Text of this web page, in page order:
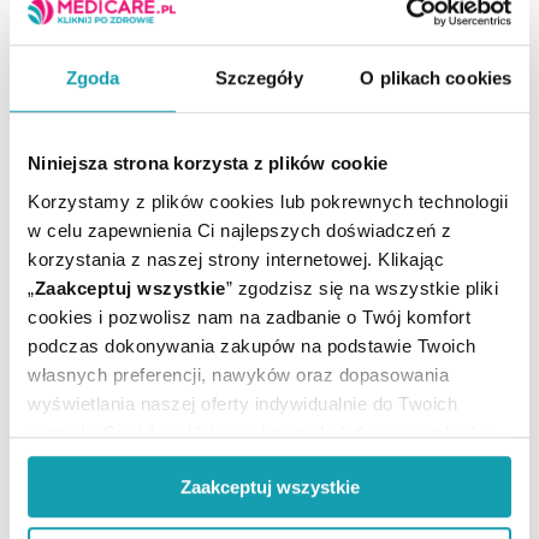
Zgoda Szczegóły O plikach cookies
Niniejsza strona korzysta z plików cookie
Korzystamy z plików cookies lub pokrewnych technologii
w celu zapewnienia Ci najlepszych doświadczeń z
korzystania z naszej strony internetowej. Klikając
„Zaakceptuj wszystkie” zgodzisz się na wszystkie pliki
cookies i pozwolisz nam na zadbanie o Twój komfort
podczas dokonywania zakupów na podstawie Twoich
własnych preferencji, nawyków oraz dopasowania
wyświetlania naszej oferty indywidualnie do Twoich
potrzeb. Część z plików jest nam dodatkowo niezbędna
do prawidłowego działania Portalu oraz jego
funkcjonalności. W zależności od funkcji, dane o tym jak
korzystasz z naszej witryny będą również przekazywane
Zaakceptuj wszystkie
przywrócenia właściwej równowagi flory